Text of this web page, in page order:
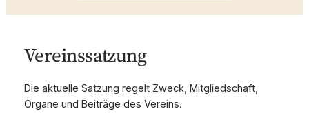
Vereinssatzung
Die aktuelle Satzung regelt Zweck, Mitgliedschaft,
Organe und Beiträge des Vereins.